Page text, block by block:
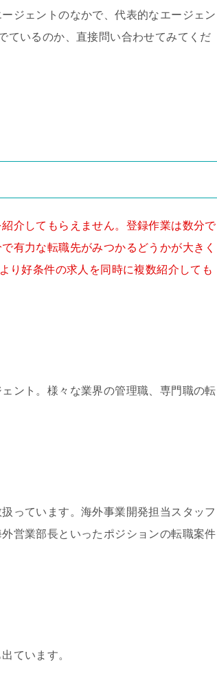
ジェントのなかで、代表的なエージェン
ているのか、直接問い合わせてみてくだ
介してもらえません。登録作業は数分で
有力な転職先がみつかるどうかが大きく
り好条件の求人を同時に複数紹介しても
ント。様々な業界の管理職、専門職の転
っています。海外事業開発担当スタッフ
営業部長といったポジションの転職案件
ています。